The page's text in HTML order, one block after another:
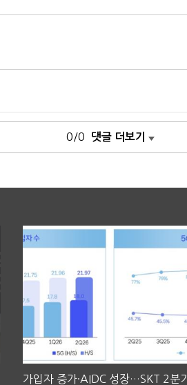
0/0 댓글 더보기
가입자 증가·AIDC 성장…SKT 2분기